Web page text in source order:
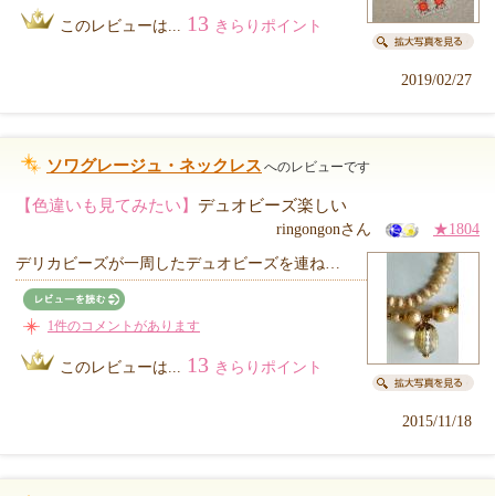
このレビューは... 13 きらりポイント
2019/02/27
ソワグレージュ・ネックレス へのレビューです
【色違いも見てみたい】 デュオビーズ楽しい
ringongonさん ★1804
デリカビーズが一周したデュオビーズを連ね…
1件のコメントがあります
このレビューは... 13 きらりポイント
2015/11/18